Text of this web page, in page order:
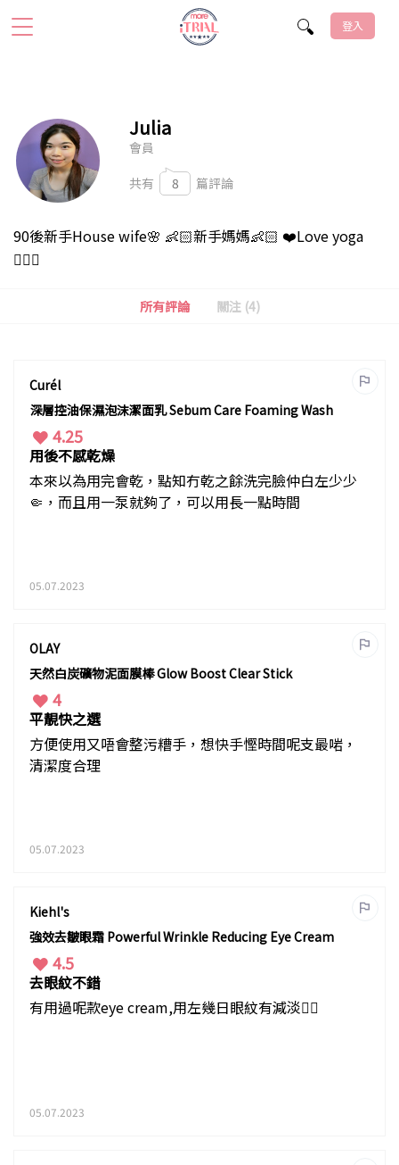
登入
Julia
會員
共有
8 篇評論
90後新手House wife🌸 👶🏻新手媽媽👶🏻 ❤️Love yoga
🧘🏻‍♀️
所有評論 關注 (4)
Curél
深層控油保濕泡沫潔面乳 Sebum Care Foaming Wash
4.25
用後不感乾燥
本來以為用完會乾，點知冇乾之餘洗完臉仲白左少少
🤏，而且用一泵就夠了，可以用長一點時間
05.07.2023
OLAY
天然白炭礦物泥面膜棒 Glow Boost Clear Stick
4
平靚快之選
方便使用又唔會整污糟手，想快手慳時間呢支最啱，
清潔度合理
05.07.2023
Kiehl's
強效去皺眼霜 Powerful Wrinkle Reducing Eye Cream
4.5
去眼紋不錯
有用過呢款eye cream,用左幾日眼紋有減淡👍🏻
05.07.2023